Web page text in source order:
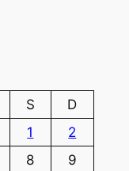
S
D
1
2
8
9